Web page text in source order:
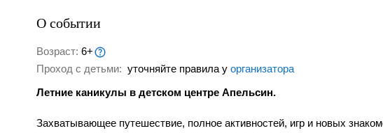
О событии
Возраст: 6+
Проход с детьми: уточняйте правила у организатора
Летние каникулы в детском центре Апельсин.
Захватывающее путешествие, полное активностей, игр и новых